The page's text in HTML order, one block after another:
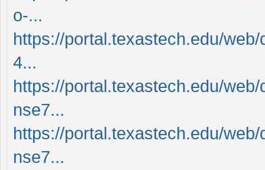
o-...
https://portal.texastech.edu/
4...
https://portal.texastech.edu/
nse7...
https://portal.texastech.edu/
nse7...